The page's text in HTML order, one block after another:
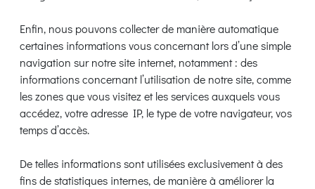
Enfin, nous pouvons collecter de manière automatique
certaines informations vous concernant lors d’une simple
navigation sur notre site internet, notamment : des
informations concernant l’utilisation de notre site, comme
les zones que vous visitez et les services auxquels vous
accédez, votre adresse IP, le type de votre navigateur, vos
temps d’accès.
De telles informations sont utilisées exclusivement à des
fins de statistiques internes, de manière à améliorer la